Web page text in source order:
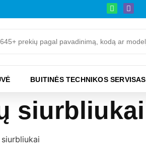
BUITINĖS TECHNIKOS SERVISAS
siurbliukai